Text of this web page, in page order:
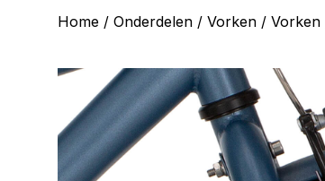
Home / Onderdelen / Vorken / Vorken